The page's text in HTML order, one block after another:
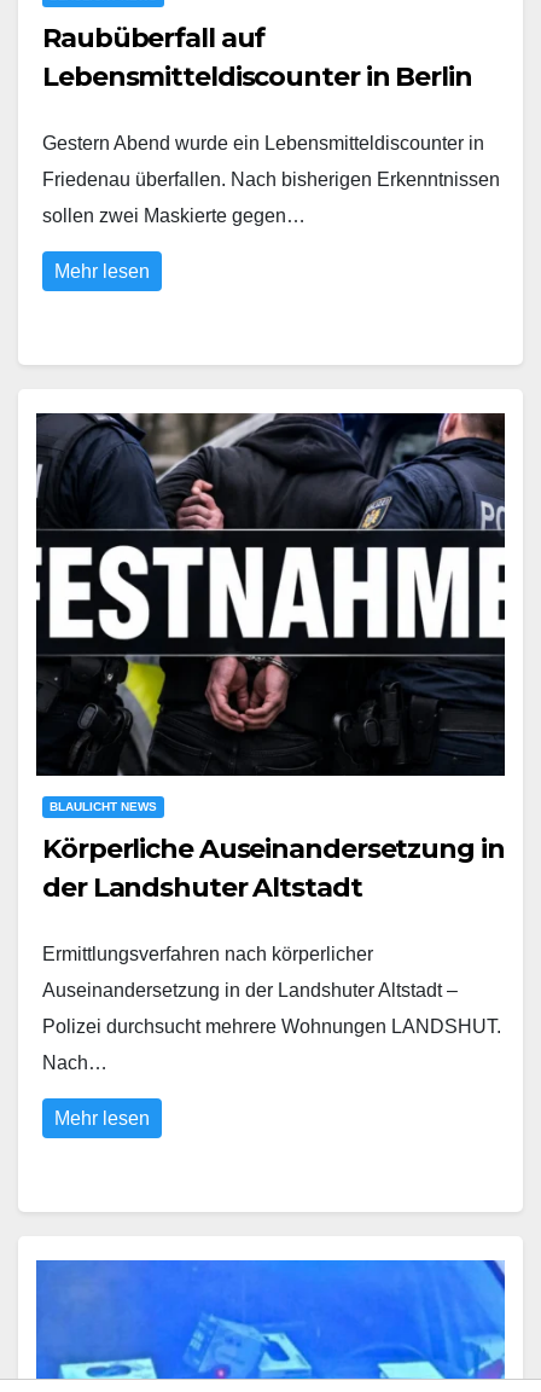
Raubüberfall auf
Lebensmitteldiscounter in Berlin
Gestern Abend wurde ein Lebensmitteldiscounter in
Friedenau überfallen. Nach bisherigen Erkenntnissen
sollen zwei Maskierte gegen…
Mehr lesen
BLAULICHT NEWS
Körperliche Auseinandersetzung in
der Landshuter Altstadt
Ermittlungsverfahren nach körperlicher
Auseinandersetzung in der Landshuter Altstadt –
Polizei durchsucht mehrere Wohnungen LANDSHUT.
Nach…
Mehr lesen